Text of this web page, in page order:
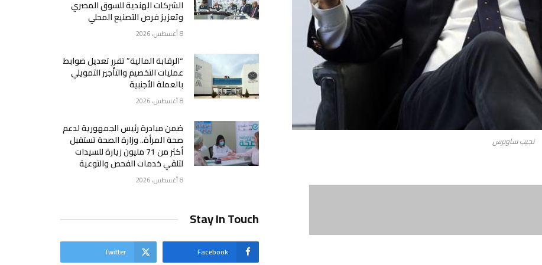
نجيب ساويرس
الشركات الهندية للسوق المصري
وتعزيز فرص التصنيع المحلي
8 أغسطس، 2026
“الرقابة المالية” تقرر تعديل ضوابط
عمليات التخصيم والتأجير التمويلي
بالعملة الأجنبية
8 أغسطس، 2026
ضمن مبادرة رئيس الجمهورية لدعم
صحة المرأة.. وزارة الصحة تستقبل
أكثر من 71 مليون زيارة للسيدات
لتلقي خدمات الفحص والتوعية
8 أغسطس، 2026
Stay In Touch
Facebook
Twitter